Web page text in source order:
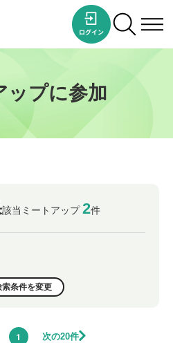
ップに参加
該当ミートアップ2件
索条件を変更
1 次の20件